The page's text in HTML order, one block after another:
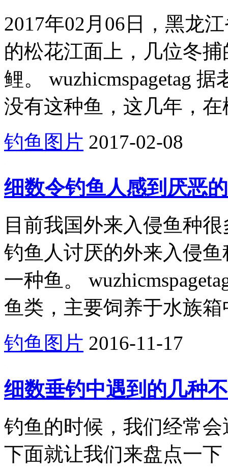
2017年02月06日，黑龙
的松花江面上，几位冬
鲤。 wuzhicmspagetag
没有这种鱼，这几年，
钓鱼图片 2017-02-08
细数令钓鱼人感到厌恶
目前我国外来入侵鱼种
钓鱼人讨厌的外来入侵
一种鱼。
鱼类，主要饲养于水族
钓鱼图片 2016-11-17
细数垂钓中遇到的几种
钓鱼的时候，我们经常
下面就让我们来盘点一